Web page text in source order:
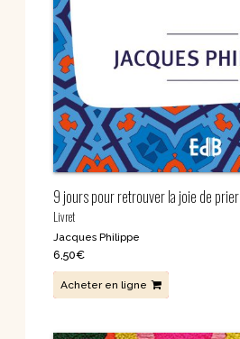
9 jours pour retrouver la joie de prier
Livret
Jacques Philippe
6,50€
Acheter en ligne